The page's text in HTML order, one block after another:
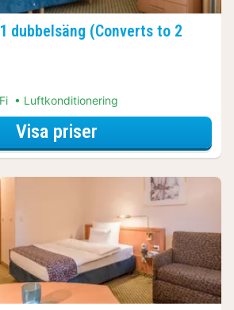
dubbelsäng (Converts to 2
Luftkonditionering
Visa priserför Standardrum